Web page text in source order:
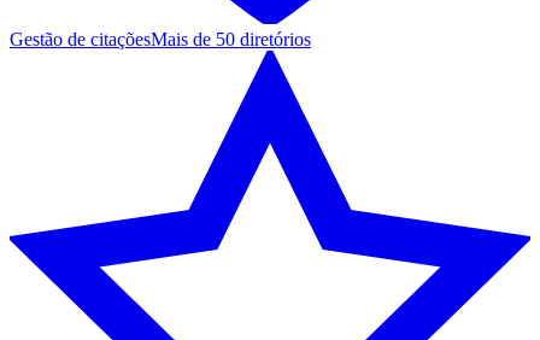
Gestão de citaçõesMais de 50 diretórios